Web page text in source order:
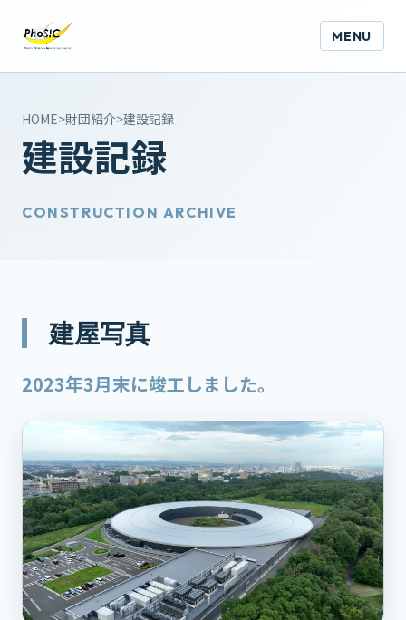
MENU
HOME>財団紹介>建設記録
建設記録
CONSTRUCTION ARCHIVE
建屋写真
2023年3月末に竣工しました。